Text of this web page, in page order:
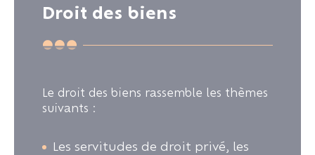
Droit des biens
Le droit des biens rassemble les thèmes
suivants :
Les servitudes de droit privé, les